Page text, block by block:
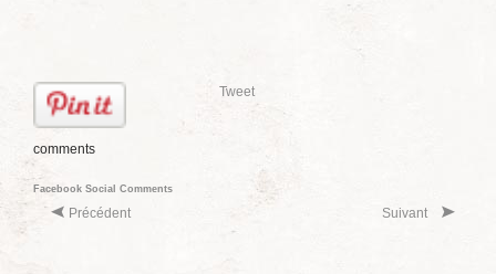
Tweet
comments
Facebook Social Comments
Précédent Suivant